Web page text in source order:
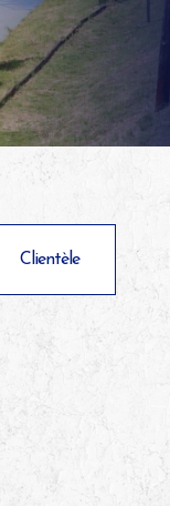
Clientèle